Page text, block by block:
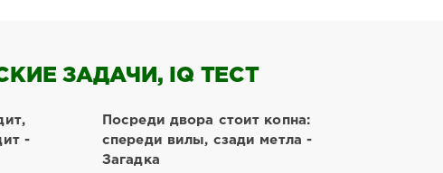
ЗАДАЧИ, IQ ТЕСТ
-
Посреди двора стоит копна:
спереди вилы, сзади метла -
Загадка